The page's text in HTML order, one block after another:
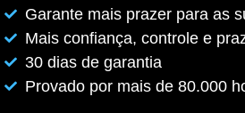
Garante mais prazer para as
Mais confiança, controle e
30 dias de garantia
Provado por mais de 80.000